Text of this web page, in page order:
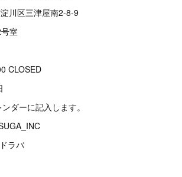
川区三津屋南2-8-9
室
CLOSED
ダーに記入します。
ラバ